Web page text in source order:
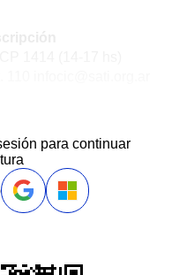
para continuar